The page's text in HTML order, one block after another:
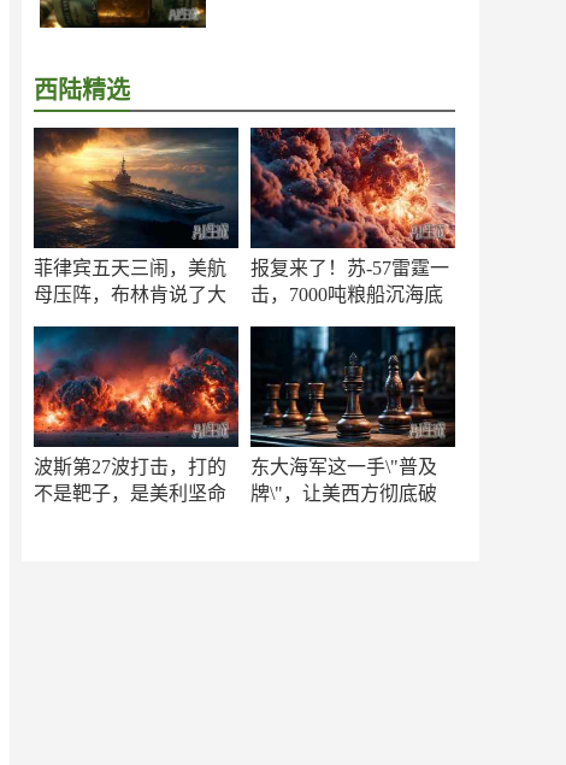
西陆精选
菲律宾五天三闹，美航
母压阵，布林肯说了大
报复来了！苏-57雷霆一
击，7000吨粮船沉海底
波斯第27波打击，打的
不是靶子，是美利坚命
东大海军这一手\"普及
牌\"，让美西方彻底破